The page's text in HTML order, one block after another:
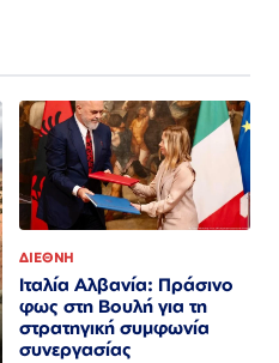
ΔΙΕΘΝΗ
Ιταλία Αλβανία: Πράσινο
φως στη Βουλή για τη
στρατηγική συμφωνία
συνεργασίας